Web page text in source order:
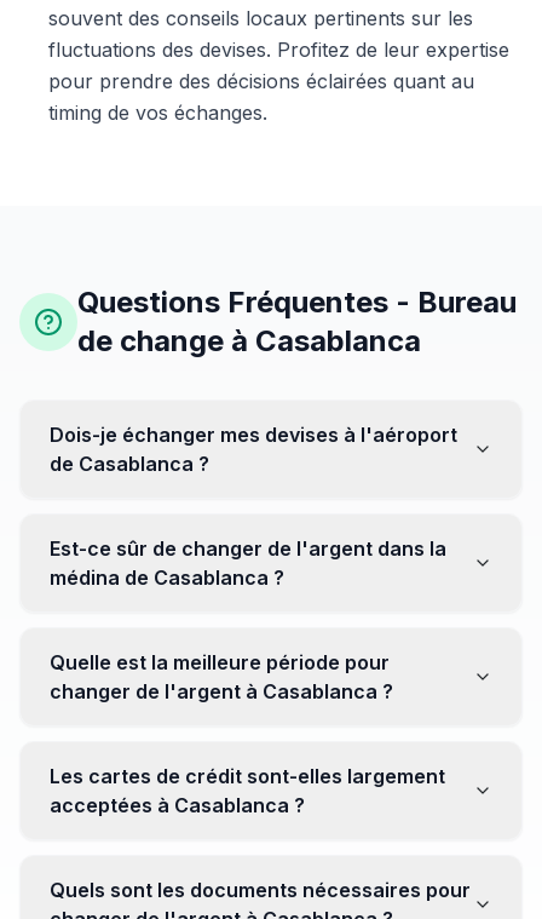
souvent des conseils locaux pertinents sur les
fluctuations des devises. Profitez de leur expertise
pour prendre des décisions éclairées quant au
timing de vos échanges.
Questions Fréquentes - Bureau
de change à Casablanca
Dois-je échanger mes devises à l'aéroport
de Casablanca ?
être moins avantageux. Orientez-vous plutôt vers les
bureaux de change en ville pour obtenir de meilleurs
Est-ce sûr de changer de l'argent dans la
médina de Casablanca ?
établissements réputés pour éviter les surprises.
Quelle est la meilleure période pour
changer de l'argent à Casablanca ?
soyez attentif aux fluctuations pour maximiser la valeur
de vos devises.
Les cartes de crédit sont-elles largement
acceptées à Casablanca ?
Cependant, avoir un peu de monnaie locale peut être
Quels sont les documents nécessaires pour